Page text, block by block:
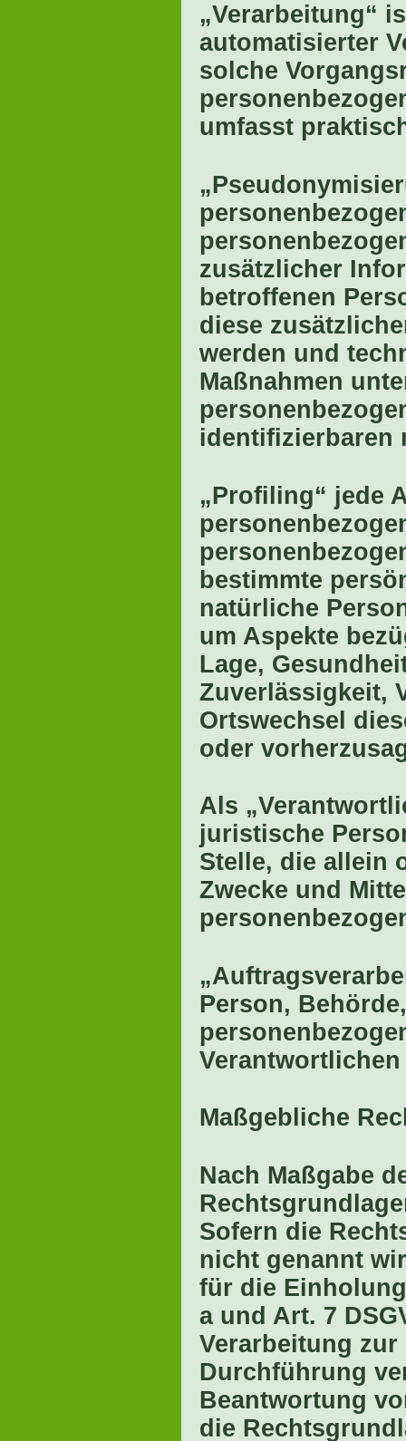
„Verarbeitung“
automatisierter
solche
umfasst
zusätzlicher
betroffenen
diese
werden und
Maßnahmen
identifizierbaren
„Profiling“ jede
bestimmte
natürliche
um Aspekte
Lage,
Zuverlässigkeit,
Ortswechsel
oder
Als
juristische
Stelle, die allein
Zwecke und
Person,
Maßgebliche
Nach Maßgabe
Sofern die
nicht genannt
für die
a und Art. 7
Verarbeitung
Durchführung
Beantwortung
die